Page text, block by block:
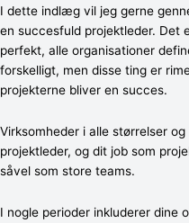
I dette indlæg vil jeg gerne
en succesfuld projektleder.
perfekt, alle organisationer
forskelligt, men disse ting er
projekterne bliver en succes.
Virksomheder i alle størrelser
projektleder, og dit job som
såvel som store teams.
I nogle perioder inkluderer dine